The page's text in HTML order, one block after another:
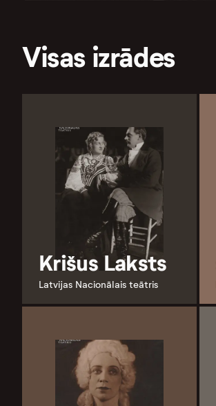
Visas izrādes
Krišus Laksts
Latvijas Nacionālais teātris